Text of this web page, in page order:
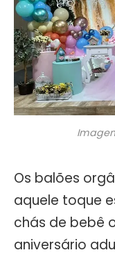
Os balões
aquele toque
chás de bebê
aniversário